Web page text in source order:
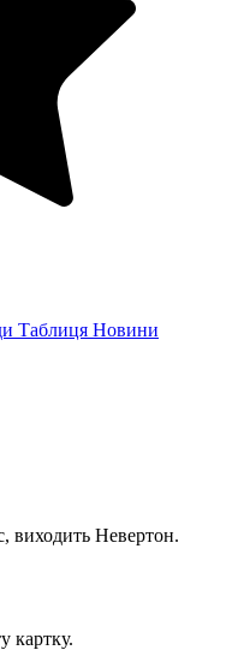
Таблиця Новини
виходить Невертон.
картку.